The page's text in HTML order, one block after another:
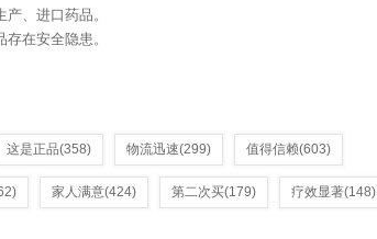
、进口药品。
在安全隐患。
这是正品(358) 物流迅速(299) 值得信赖(603)
家人满意(424) 第二次买(179) 疗效显著(148)